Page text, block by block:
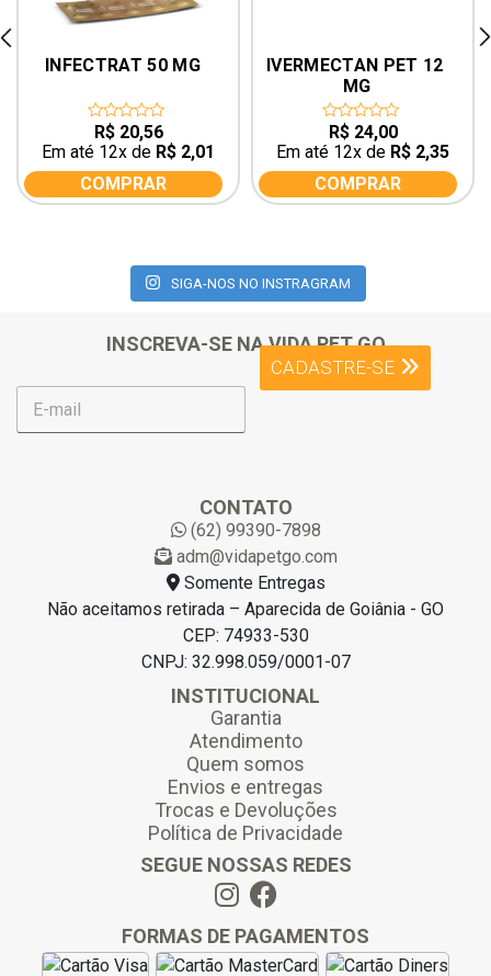
INFECTRAT 50 MG
0
out
of
5
R$20,56
Em até 12x de R$ 2,01
COMPRAR
IVERMECTAN PET 12
MG
0
out
of
5
R$24,00
Em até 12x de R$ 2,35
COMPRAR
SIGA-NOS NO INSTRAGRAM
INSCREVA-SE NA VIDA PET GO
E
m
CADASTRE-SE
CONTATO
(62) 99390-7898
adm@vidapetgo.com
Somente Entregas
Não aceitamos retirada – Aparecida de Goiânia - GO
CEP: 74933-530
CNPJ: 32.998.059/0001-07
INSTITUCIONAL
Garantia
Atendimento
Quem somos
Envios e entregas
Trocas e Devoluções
Política de Privacidade
SEGUE NOSSAS REDES
FORMAS DE PAGAMENTOS